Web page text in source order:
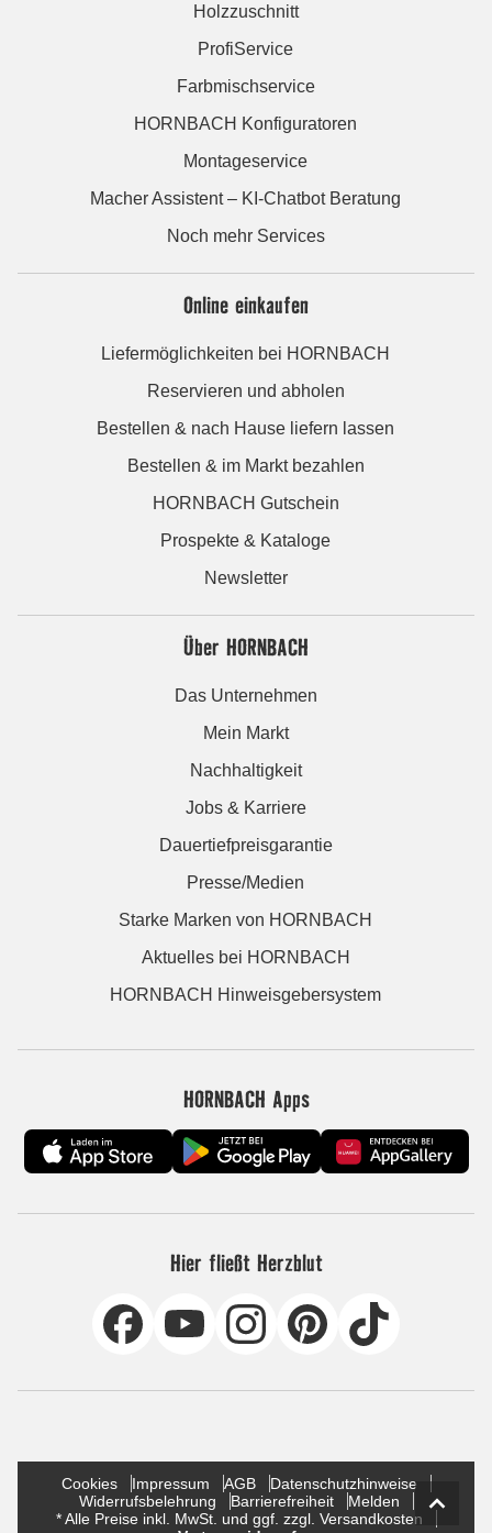
Holzzuschnitt
ProfiService
Farbmischservice
HORNBACH Konfiguratoren
Montageservice
Macher Assistent – KI-Chatbot Beratung
Noch mehr Services
Online einkaufen
Liefermöglichkeiten bei HORNBACH
Reservieren und abholen
Bestellen & nach Hause liefern lassen
Bestellen & im Markt bezahlen
HORNBACH Gutschein
Prospekte & Kataloge
Newsletter
Über HORNBACH
Das Unternehmen
Mein Markt
Nachhaltigkeit
Jobs & Karriere
Dauertiefpreisgarantie
Presse/Medien
Starke Marken von HORNBACH
Aktuelles bei HORNBACH
HORNBACH Hinweisgebersystem
HORNBACH Apps
Hier fließt Herzblut
Cookies Impressum AGB
Datenschutzhinweise
Widerrufsbelehrung
Barrierefreiheit
Melden
* Alle Preise inkl. MwSt. und ggf. zzgl. Versandkosten